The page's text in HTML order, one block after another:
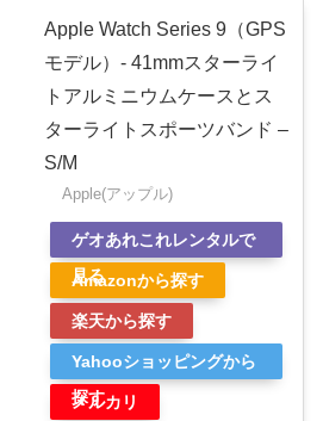
Apple Watch Series 9（GPS
モデル）- 41mmスターライ
トアルミニウムケースとス
ターライトスポーツバンド –
S/M
Apple(アップル)
ゲオあれこれレンタルで
見る
Amazonから探す
楽天から探す
Yahooショッピングから
探す
メルカリ